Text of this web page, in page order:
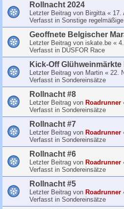
Rollnacht 2024
Letzter Beitrag von Birgitta« 17.
Verfasst in Sonstige
Geoffnete Belgischer
Letzter Beitrag von iskate.be «
Verfasst in DUSFOR Race
Kick-Off Glühweinmärkte
Letzter Beitrag von Martin « 22.
Verfasst in Sondereinsätze
Rollnacht #8
Letzter Beitrag von Roadrunner
Verfasst in Sondereinsätze
Rollnacht #7
Letzter Beitrag von Roadrunner
Verfasst in Sondereinsätze
Rollnacht #6
Letzter Beitrag von Roadrunner
Verfasst in Sondereinsätze
Rollnacht #5
Letzter Beitrag von Roadrunner
Verfasst in Sondereinsätze